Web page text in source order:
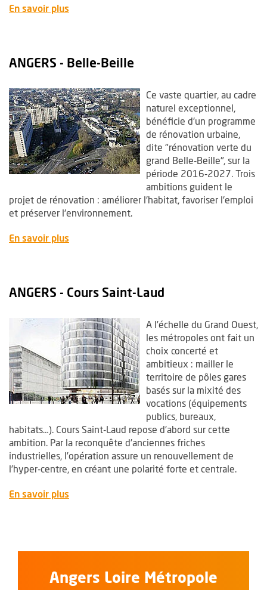
En savoir plus
ANGERS - Belle-Beille
Ce vaste quartier, au cadre
naturel exceptionnel,
bénéficie d'un programme
de rénovation urbaine,
dite "rénovation verte du
grand Belle-Beille", sur la
période 2016-2027. Trois
ambitions guident le
projet de rénovation : améliorer l'habitat, favoriser l'emploi
et préserver l'environnement.
En savoir plus
ANGERS - Cours Saint-Laud
A l’échelle du Grand Ouest,
les métropoles ont fait un
choix concerté et
ambitieux : mailler le
territoire de pôles gares
basés sur la mixité des
vocations (équipements
publics, bureaux,
habitats…). Cours Saint-Laud repose d’abord sur cette
ambition. Par la reconquête d’anciennes friches
industrielles, l’opération assure un renouvellement de
l’hyper-centre, en créant une polarité forte et centrale.
En savoir plus
Angers Loire Métropole